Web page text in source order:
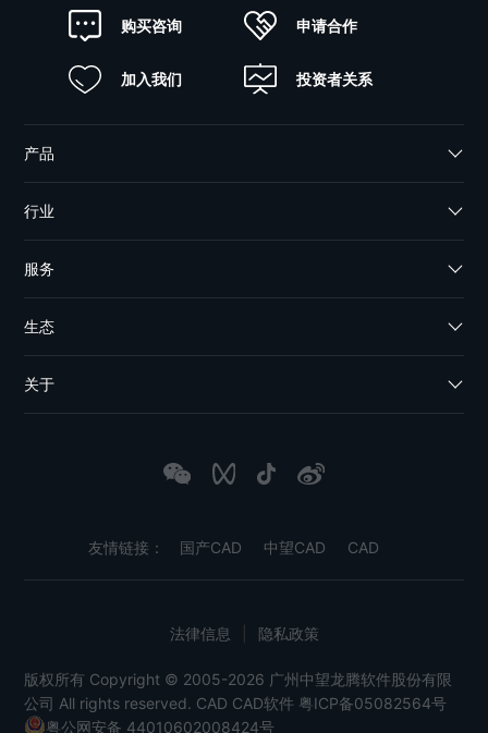
购买咨询 申请合作
加入我们 投资者关系
产品
行业
服务
生态
关于
友情链接： 国产CAD 中望CAD CAD
版权所有 Copyright © 2005-2026 广州中望龙腾软件股份有限
公司 All rights reserved. CAD CAD软件 粤ICP备05082564号
粤公网安备 44010602008424号
法律信息 隐私政策